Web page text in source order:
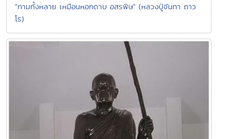
"กามทั้งหลาย เหมือนหอกดาบ อสรพิษ" (หลวงปู่จันทา ถาว
โร)